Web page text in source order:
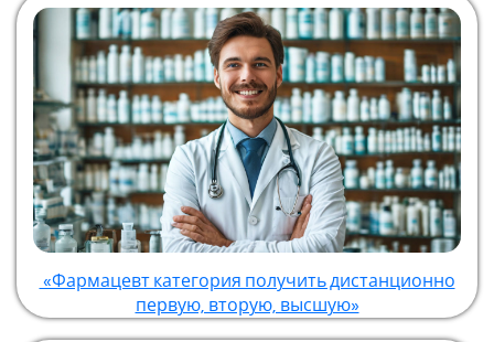
«Фармацевт категория получить дистанционно
первую, вторую, высшую»